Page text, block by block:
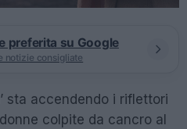
preferita su Google
notizie consigliate
sta accendendo i riflettori
colpite da cancro al